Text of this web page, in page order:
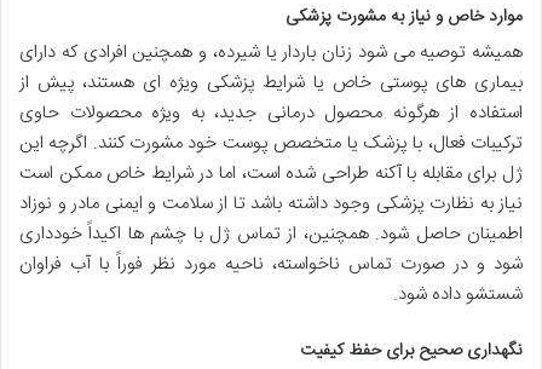
موارد خاص و نیاز به مشورت پزشکی
همیشه توصیه می شود زنان باردار یا شیرده، و همچنین افرادی که دارای
بیماری های پوستی خاص یا شرایط پزشکی ویژه ای هستند، پیش از
استفاده از هرگونه محصول درمانی جدید، به ویژه محصولات حاوی
ترکیبات فعال، با پزشک یا متخصص پوست خود مشورت کنند. اگرچه این
ژل برای مقابله با آکنه طراحی شده است، اما در شرایط خاص ممکن است
نیاز به نظارت پزشکی وجود داشته باشد تا از سلامت و ایمنی مادر و نوزاد
اطمینان حاصل شود. همچنین، از تماس ژل با چشم ها اکیداً خودداری
شود و در صورت تماس ناخواسته، ناحیه مورد نظر فوراً با آب فراوان
شستشو داده شود.
نگهداری صحیح برای حفظ کیفیت